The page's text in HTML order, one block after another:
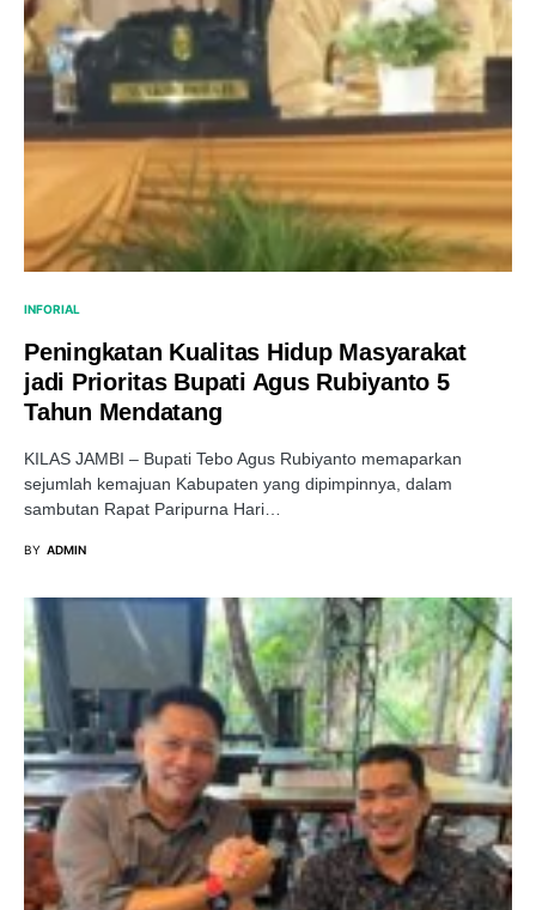
INFORIAL
Peningkatan Kualitas Hidup Masyarakat
jadi Prioritas Bupati Agus Rubiyanto 5
Tahun Mendatang
KILAS JAMBI – Bupati Tebo Agus Rubiyanto memaparkan
sejumlah kemajuan Kabupaten yang dipimpinnya, dalam
sambutan Rapat Paripurna Hari…
BY ADMIN